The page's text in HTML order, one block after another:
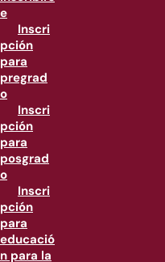
e
Inscri
pción
para
pregrad
o
Inscri
pción
para
posgrad
o
Inscri
pción
para
educació
n para la